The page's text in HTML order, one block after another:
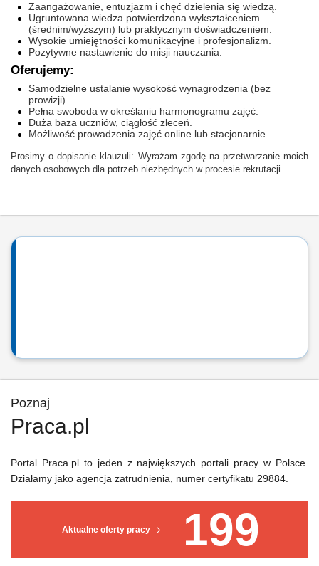
Zaangażowanie, entuzjazm i chęć dzielenia się wiedzą.
Ugruntowana wiedza potwierdzona wykształceniem
(średnim/wyższym) lub praktycznym doświadczeniem.
Wysokie umiejętności komunikacyjne i profesjonalizm.
Pozytywne nastawienie do misji nauczania.
Oferujemy:
Samodzielne ustalanie wysokość wynagrodzenia (bez
prowizji).
Pełna swoboda w określaniu harmonogramu zajęć.
Duża baza uczniów, ciągłość zleceń.
Możliwość prowadzenia zajęć online lub stacjonarnie.
Prosimy o dopisanie klauzuli: Wyrażam zgodę na przetwarzanie moich
danych osobowych dla potrzeb niezbędnych w procesie rekrutacji.
Poznaj
Praca.pl
Aktualne oferty pracy 199
Portal Praca.pl to jeden z największych portali pracy w Polsce.
Działamy jako agencja zatrudnienia, numer certyfikatu 29884.